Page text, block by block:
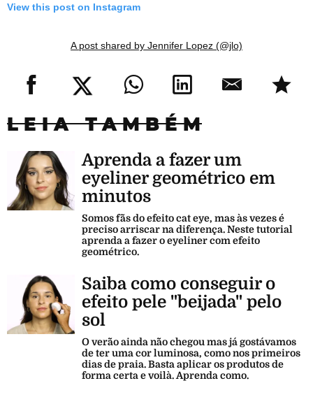
View this post on Instagram
A post shared by Jennifer Lopez (@jlo)
LEIA TAMBÉM
Aprenda a fazer um
eyeliner geométrico em
minutos
Somos fãs do efeito cat eye, mas às vezes é
preciso arriscar na diferença. Neste tutorial
aprenda a fazer o eyeliner com efeito
geométrico.
Saiba como conseguir o
efeito pele "beijada" pelo
sol
O verão ainda não chegou mas já gostávamos
de ter uma cor luminosa, como nos primeiros
dias de praia. Basta aplicar os produtos de
forma certa e voilà. Aprenda como.